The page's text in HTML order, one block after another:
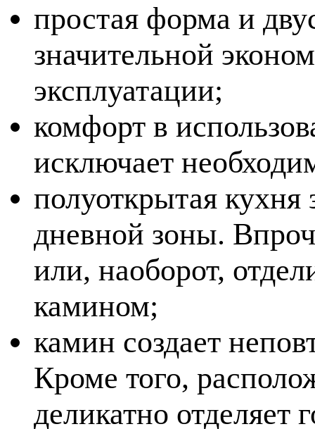
простая форма и
значительной
эксплуатации;
комфорт в
исключает
полуоткрытая кухня
дневной зоны.
или, наоборот,
камином;
камин создает
Кроме того,
деликатно отделяет